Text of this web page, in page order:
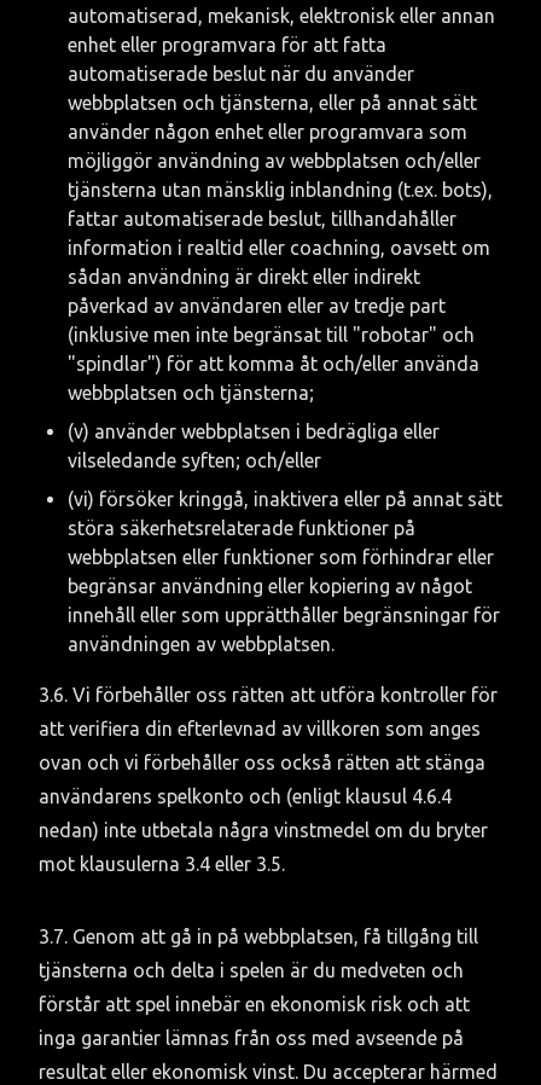
automatiserad, mekanisk, elektronisk eller annan
enhet eller programvara för att fatta
automatiserade beslut när du använder
webbplatsen och tjänsterna, eller på annat sätt
använder någon enhet eller programvara som
möjliggör användning av webbplatsen och/eller
tjänsterna utan mänsklig inblandning (t.ex. bots),
fattar automatiserade beslut, tillhandahåller
information i realtid eller coachning, oavsett om
sådan användning är direkt eller indirekt
påverkad av användaren eller av tredje part
(inklusive men inte begränsat till "robotar" och
"spindlar") för att komma åt och/eller använda
webbplatsen och tjänsterna;
(v) använder webbplatsen i bedrägliga eller
vilseledande syften; och/eller
(vi) försöker kringgå, inaktivera eller på annat sätt
störa säkerhetsrelaterade funktioner på
webbplatsen eller funktioner som förhindrar eller
begränsar användning eller kopiering av något
innehåll eller som upprätthåller begränsningar för
användningen av webbplatsen.
3.6. Vi förbehåller oss rätten att utföra kontroller för
att verifiera din efterlevnad av villkoren som anges
ovan och vi förbehåller oss också rätten att stänga
användarens spelkonto och (enligt klausul 4.6.4
nedan) inte utbetala några vinstmedel om du bryter
mot klausulerna 3.4 eller 3.5.
3.7. Genom att gå in på webbplatsen, få tillgång till
tjänsterna och delta i spelen är du medveten och
förstår att spel innebär en ekonomisk risk och att
inga garantier lämnas från oss med avseende på
resultat eller ekonomisk vinst. Du accepterar härmed